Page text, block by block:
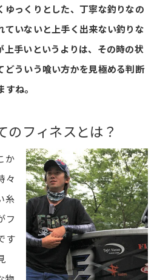
ゆっくりとした、丁寧な釣りなの
ていないと上手く出来ない釣りな
上手いというよりは、その時の状
どういう喰い方かを見極める判断
ね。
のフィネスとは？
か
々
糸
フ
す